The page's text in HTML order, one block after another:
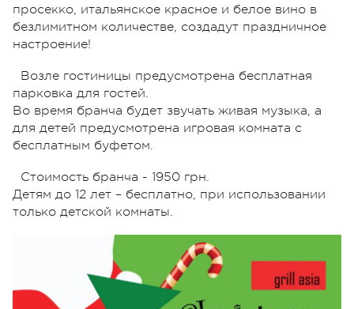
просекко, итальянское красное и белое вино в
безлимитном количестве, создадут праздничное
настроение!
Возле гостиницы предусмотрена бесплатная
парковка для гостей.
Во время бранча будет звучать живая музыка, а
для детей предусмотрена игровая комната с
бесплатным буфетом.
Стоимость бранча - 1950 грн.
Детям до 12 лет – бесплатно, при использовании
только детской комнаты.